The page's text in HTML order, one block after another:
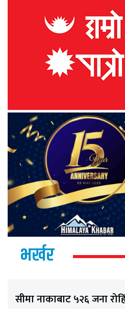
भर्खर
सीमा नाकाबाट ५२६ जना